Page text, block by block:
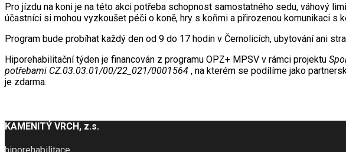
Pro jízdu na koni je na této akci potřeba schopnost samostatného sedu, váhový
účastníci si mohou vyzkoušet péči o koně, hry s koňmi a přirozenou komunikaci s
Program bude probíhat každý den od 9 do 17 hodin v Černolicích, ubytování ani
Hiporehabilitační týden je financován z programu OPZ+ MPSV v rámci projektu
potřebami CZ.03.03.01/00/22_021/0001564 , na kterém se podílíme jako
je zdarma.
KAMENITÝ VRCH, z.s.